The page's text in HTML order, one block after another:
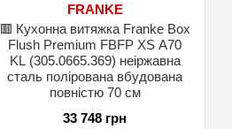
FRANKE
🟥 Кухонна витяжка Franke Box
Flush Premium FBFP XS A70
KL (305.0665.369) неіржавна
сталь полірована вбудована
повністю 70 см
33 748 грн